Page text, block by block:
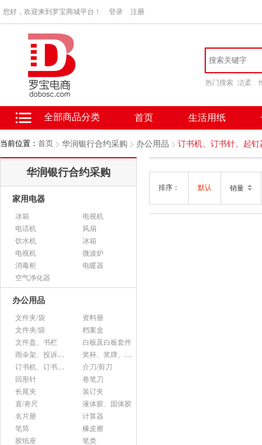
您好，欢迎来到罗宝商城平台！ 登录 注册
热门搜索 洁柔
全部商品分类 首页 生活用纸
当前位置： 首页 华润银行合约采购 办公用品 订书机、订书针、起钉
华润银行合约采购
家用电器
冰箱
电视机
电话机
风扇
饮水机
冰箱
电视机
微波炉
消毒柜
电暖器
空气净化器
办公用品
文件夹/袋
资料册
文件夹/袋
档案盒
文件盘、书栏
白板及白板套件
雨伞架、投诉意见箱、杂志架等杂项
奖杯、奖牌、证书
订书机、订书针、起钉器
介刀/剪刀
回形针
卷笔刀
长尾夹
装订夹
直/劵尺
液体胶、固体胶
名片册
计算器
笔筒
橡皮擦
胶纸座
笔类
排序： 默认 销量